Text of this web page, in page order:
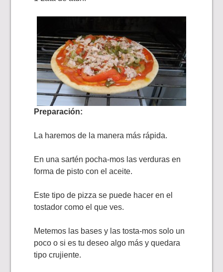
Preparación:
La haremos de la manera más rápida.
En una sartén pocha-mos las verduras en
forma de pisto con el aceite.
Este tipo de pizza se puede hacer en el
tostador como el que ves.
Metemos las bases y las tosta-mos solo un
poco o si es tu deseo algo más y quedara
tipo crujiente.